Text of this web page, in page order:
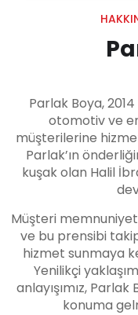
Parlak Boya,
otomotiv ve
müşterilerine
Parlak’ın
kuşak olan Halil
Müşteri
ve bu prensibi
hizmet sunmaya
Yenilikçi
anlayışımız,
konuma